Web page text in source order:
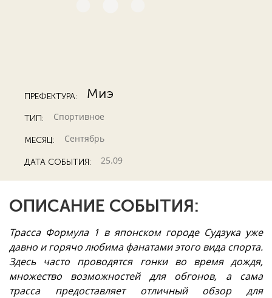
ПРЕФЕКТУРА: Миэ
ТИП: Спортивное
МЕСЯЦ: Сентябрь
ДАТА СОБЫТИЯ: 25.09
ОПИСАНИЕ СОБЫТИЯ:
Трасса Формула 1 в японском городе Судзука уже
давно и горячо любима фанатами этого вида спорта.
Здесь часто проводятся гонки во время дождя,
множество возможностей для обгонов, а сама
трасса предоставляет отличный обзор для